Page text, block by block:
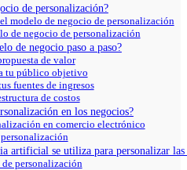
de personalización?
modelo de negocio de personalización
de negocio de personalización
de negocio paso a paso?
de valor
tu público objetivo
fuentes de ingresos
de costos
en los negocios?
en comercio electrónico
artificial se utiliza para personalizar
personalización